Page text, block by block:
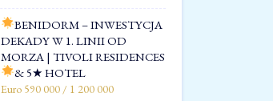
BENIDORM – INWESTYCJA
DEKADY W 1. LINII OD
MORZA | TIVOLI RESIDENCES
& 5★ HOTEL
Euro 590 000 / 1 200 000